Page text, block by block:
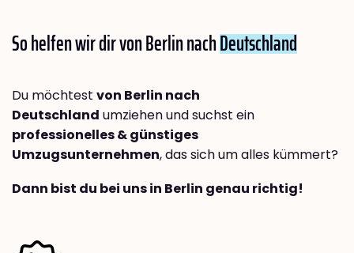
So helfen wir dir von Berlin nachDeutschland
Du möchtest von Berlin nach
Deutschland umziehen und suchst ein
professionelles & günstiges
Umzugsunternehmen, das sich um alles kümmert?
Dann bist du bei uns in Berlin genau richtig!